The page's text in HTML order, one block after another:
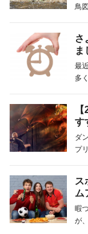
鳥
ぐ
り
み
さ
ま
最
多
た
こ
す
ダ
プ
選
ス
ム
暇
が